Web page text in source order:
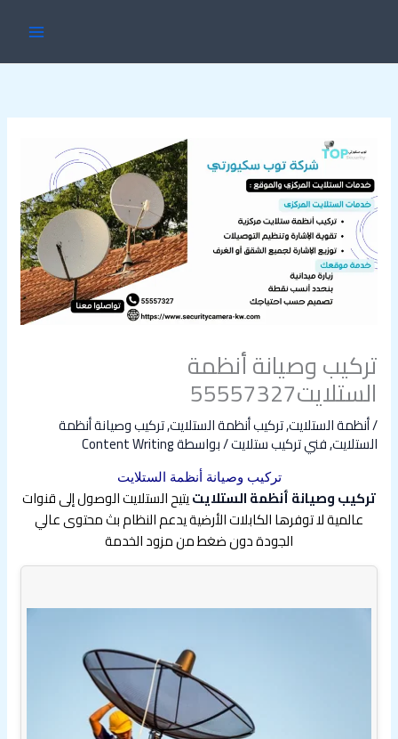
تركيب وصيانة أنظمة
الستلايت55557327
/أنظمة الستلايت,تركيب أنظمة الستلايت,تركيب وصيانة أنظمة
الستلايت,فني تركيب ستلايت/ بواسطةContent Writing
تركيب وصيانة أنظمة الستلايت
تركيب وصيانة أنظمة الستلايتيتيح الستلايت الوصول إلى قنوات
عالمية لا توفرها الكابلات الأرضية يدعم النظام بث محتوى عالي
الجودة دون ضغط من مزود الخدمة